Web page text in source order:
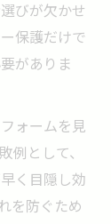
びが欠かせ
保護だけで
がありま
ォームを見
として、
く目隠し効
を防ぐため